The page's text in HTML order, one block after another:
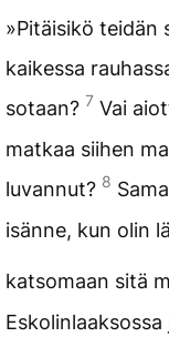
»Pitäisikö teidän
kaikessa
sotaan? 7 Vai
matkaa siihen
luvannut? 8
isänne, kun olin
katsomaan sitä